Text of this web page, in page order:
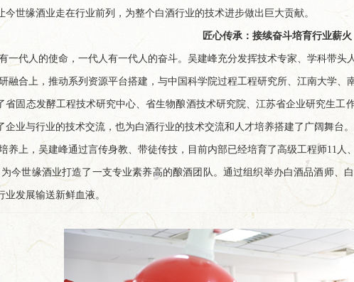
今世缘酒业走在行业前列，为整个白酒行业的技术进步做出巨大贡献。
匠心传承：接续奋斗培育行业薪火
一代人的使命，一代人有一代人的奋斗。吴建峰充分发挥技术专家、学科带头
融合上，推动系列资源平台搭建，与中国科学院过程工程研究所、江南大学
省固态发酵工程技术研究中心、省生物酿酒技术研究院、江苏省企业研究生工
企业与行业的技术交流，也为白酒行业的技术交流和人才培养搭建了广阔舞台。
养上，吴建峰通过言传身教、带徒传技，目前内部已经培育了高级工程师11人
今世缘酒业打造了一支专业素养高的酿酒团队。通过组织举办白酒品酒师、
业发展输送新鲜血液。